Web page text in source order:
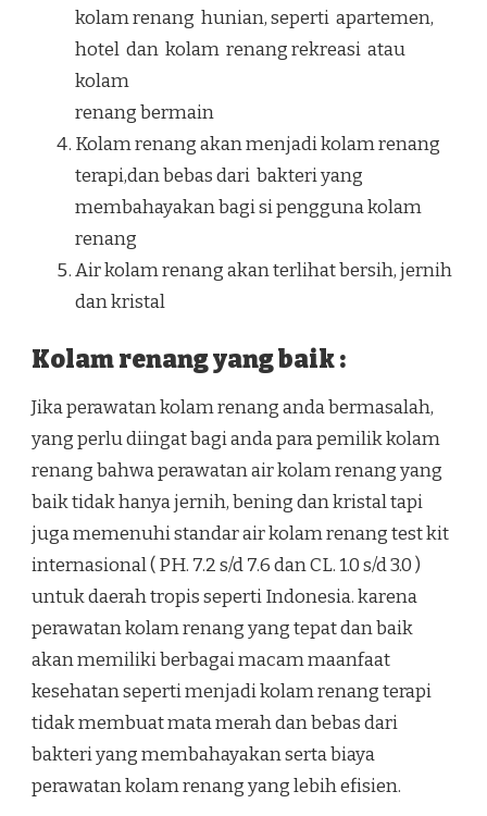
kolam renang hunian, seperti apartemen,
hotel dan kolam renang rekreasi atau
kolam
renang bermain
Kolam renang akan menjadi kolam renang
terapi,dan bebas dari bakteri yang
membahayakan bagi si pengguna kolam
renang
Air kolam renang akan terlihat bersih, jernih
dan kristal
Kolam renang yang baik :
Jika perawatan kolam renang anda bermasalah,
yang perlu diingat bagi anda para pemilik kolam
renang bahwa perawatan air kolam renang yang
baik tidak hanya jernih, bening dan kristal tapi
juga memenuhi standar air kolam renang test kit
internasional ( PH. 7.2 s/d 7.6 dan CL. 1.0 s/d 3.0 )
untuk daerah tropis seperti Indonesia. karena
perawatan kolam renang yang tepat dan baik
akan memiliki berbagai macam maanfaat
kesehatan seperti menjadi kolam renang terapi
tidak membuat mata merah dan bebas dari
bakteri yang membahayakan serta biaya
perawatan kolam renang yang lebih efisien.